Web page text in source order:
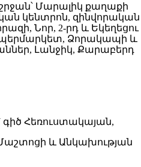
Մարալիկ քաղաքի
կենտրոն, զինվորական
Նոր, 2-րդ և Եկեղեցու
Ձորակապի և
Լանջիկ, Քարաբերդ
գիծ Հեռուստակայան,
Մաշտոցի և Անկախության